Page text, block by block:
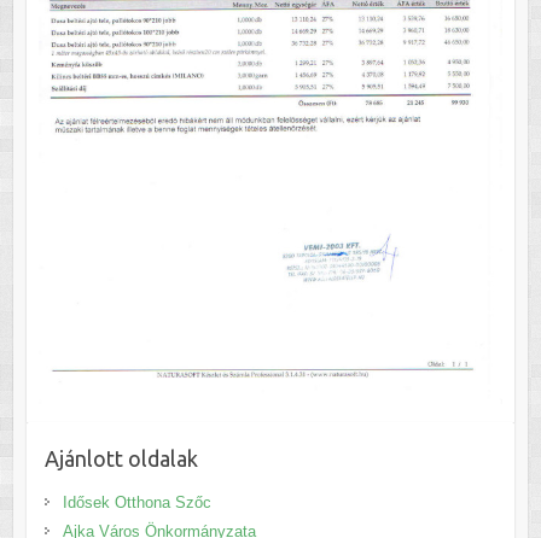
Ajánlott oldalak
Idősek Otthona Szőc
Ajka Város Önkormányzata